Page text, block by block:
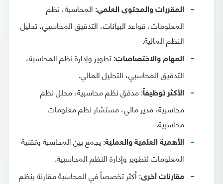
المقررات والمحتوى العلمي: المحاسبة، نظم
المعلومات، قواعد البيانات، التدقيق المحاسبي، تحليل
النظم المالية.
المهام والاختصاصات: تطوير وإدارة نظم المحاسبة،
التدقيق المحاسبي، التحليل المالي.
الأكثر توظيفاً: مدقق نظم محاسبية، محلل نظم
محاسبية، مدير مالي، مستشار نظم معلومات
محاسبية.
الأهمية العلمية والعملية: يجمع بين المحاسبة وتقنية
المعلومات لتطوير وإدارة النظم المحاسبية.
مقارنات أخرى: أكثر تخصصاً في المحاسبة مقارنة بنظم